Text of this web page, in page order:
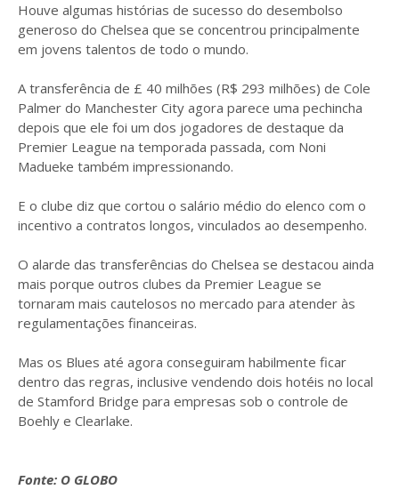
Houve algumas histórias de sucesso do desembolso
generoso do Chelsea que se concentrou principalmente
em jovens talentos de todo o mundo.
A transferência de £ 40 milhões (R$ 293 milhões) de Cole
Palmer do Manchester City agora parece uma pechincha
depois que ele foi um dos jogadores de destaque da
Premier League na temporada passada, com Noni
Madueke também impressionando.
E o clube diz que cortou o salário médio do elenco com o
incentivo a contratos longos, vinculados ao desempenho.
O alarde das transferências do Chelsea se destacou ainda
mais porque outros clubes da Premier League se
tornaram mais cautelosos no mercado para atender às
regulamentações financeiras.
Mas os Blues até agora conseguiram habilmente ficar
dentro das regras, inclusive vendendo dois hotéis no local
de Stamford Bridge para empresas sob o controle de
Boehly e Clearlake.
Fonte: O GLOBO